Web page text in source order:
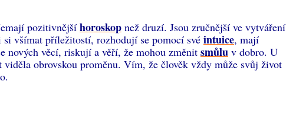
pozitivnější horoskop než druzí. Jsou zručnější ve vytváření
všímat příležitostí, rozhodují se pomocí své intuice, mají
nových věcí, riskují a věří, že mohou změnit smůlu v dobro. U
obrovskou proměnu. Vím, že člověk vždy může svůj život